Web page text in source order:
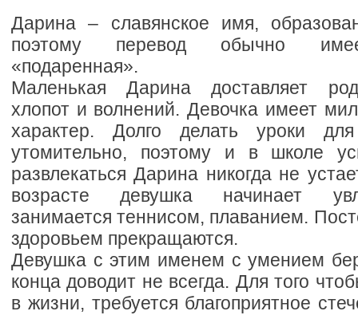
Дарина – славянское имя,
поэтому перевод обычно
«подаренная».
Маленькая Дарина доставляет
хлопот и волнений. Девочка имеет
характер. Долго делать уроки
утомительно, поэтому и в школе
развлекаться Дарина никогда не
возрасте девушка начинает
занимается теннисом, плаванием.
здоровьем прекращаются.
Девушка с этим именем с умением
конца доводит не всегда. Для того
в жизни, требуется благоприятное